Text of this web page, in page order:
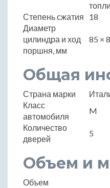
Степень сжатия
18
Диаметр
цилиндра и ход
поршня, мм
85 ×
Общая
Страна марки
Класс
автомобиля
M
Количество
дверей
5
Объем и
Объем